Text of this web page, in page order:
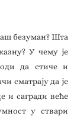
безуман? Шта
У чему је
да стиче и
сматрају да је
и сагради веће
у ствари